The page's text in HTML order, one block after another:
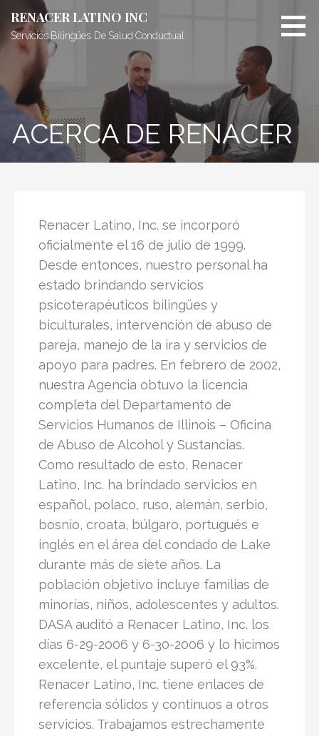
RENACER LATINO INC
Servicios Bilingües De Salud Conductual
ACERCA DE RENACER
Renacer Latino, Inc. se incorporó
oficialmente el 16 de julio de 1999.
Desde entonces, nuestro personal ha
estado brindando servicios
psicoterapéuticos bilingües y
biculturales, intervención de abuso de
pareja, manejo de la ira y servicios de
apoyo para padres. En febrero de 2002,
nuestra Agencia obtuvo la licencia
completa del Departamento de
Servicios Humanos de Illinois – Oficina
de Abuso de Alcohol y Sustancias.
Como resultado de esto, Renacer
Latino, Inc. ha brindado servicios en
español, polaco, ruso, alemán, serbio,
bosnio, croata, búlgaro, portugués e
inglés en el área del condado de Lake
durante más de siete años. La
población objetivo incluye familias de
minorías, niños, adolescentes y adultos.
DASA auditó a Renacer Latino, Inc. los
días 6-29-2006 y 6-30-2006 y lo hicimos
excelente, el puntaje superó el 93%.
Renacer Latino, Inc. tiene enlaces de
referencia sólidos y continuos a otros
servicios. Trabajamos estrechamente